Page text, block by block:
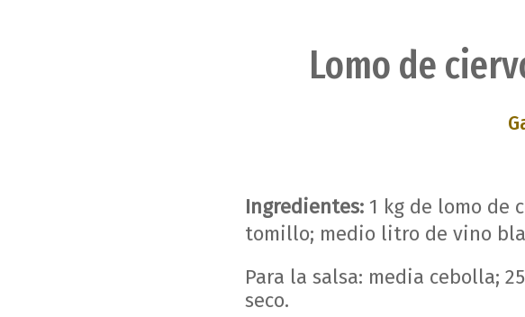
Lomo de
Ingredientes: 1 kg de lomo de
tomillo; medio litro de vino
Para la salsa: media cebolla;
seco.